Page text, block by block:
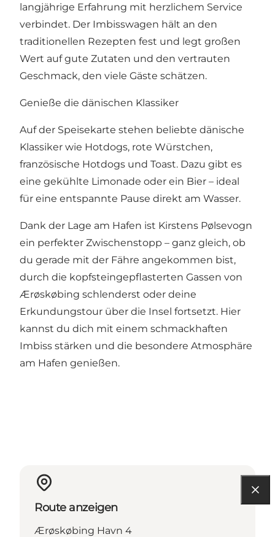
langjährige Erfahrung mit herzlichem Service
verbindet. Der Imbisswagen hält an den
traditionellen Rezepten fest und legt großen
Wert auf gute Zutaten und den vertrauten
Geschmack, den viele Gäste schätzen.
Genieße die dänischen Klassiker
Auf der Speisekarte stehen beliebte dänische
Klassiker wie Hotdogs, rote Würstchen,
französische Hotdogs und Toast. Dazu gibt es
eine gekühlte Limonade oder ein Bier – ideal
für eine entspannte Pause direkt am Wasser.
Dank der Lage am Hafen ist Kirstens Pølsevogn
ein perfekter Zwischenstopp – ganz gleich, ob
du gerade mit der Fähre angekommen bist,
durch die kopfsteingepflasterten Gassen von
Ærøskøbing schlenderst oder deine
Erkundungstour über die Insel fortsetzt. Hier
kannst du dich mit einem schmackhaften
Imbiss stärken und die besondere Atmosphäre
am Hafen genießen.
Route anzeigen
Ærøskøbing Havn 4